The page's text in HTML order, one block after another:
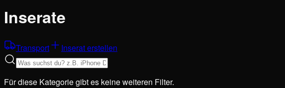
Inserate
Transport Inserat erstellen
Für diese Kategorie gibt es keine weiteren Filter.